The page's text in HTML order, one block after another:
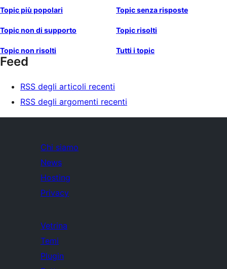
Topic più popolari Topic senza risposte
Topic non di supporto Topic risolti
Topic non risolti Tutti i topic
Feed
RSS degli articoli recenti
RSS degli argomenti recenti
Chi siamo
News
Hosting
Privacy
Vetrina
Temi
Plugin